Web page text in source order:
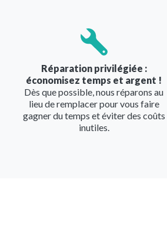
Réparation privilégiée :
économisez temps et argent !
Dès que possible, nous réparons au
lieu de remplacer pour vous faire
gagner du temps et éviter des coûts
inutiles.